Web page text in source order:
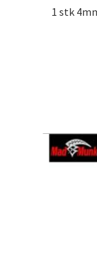
1 stk